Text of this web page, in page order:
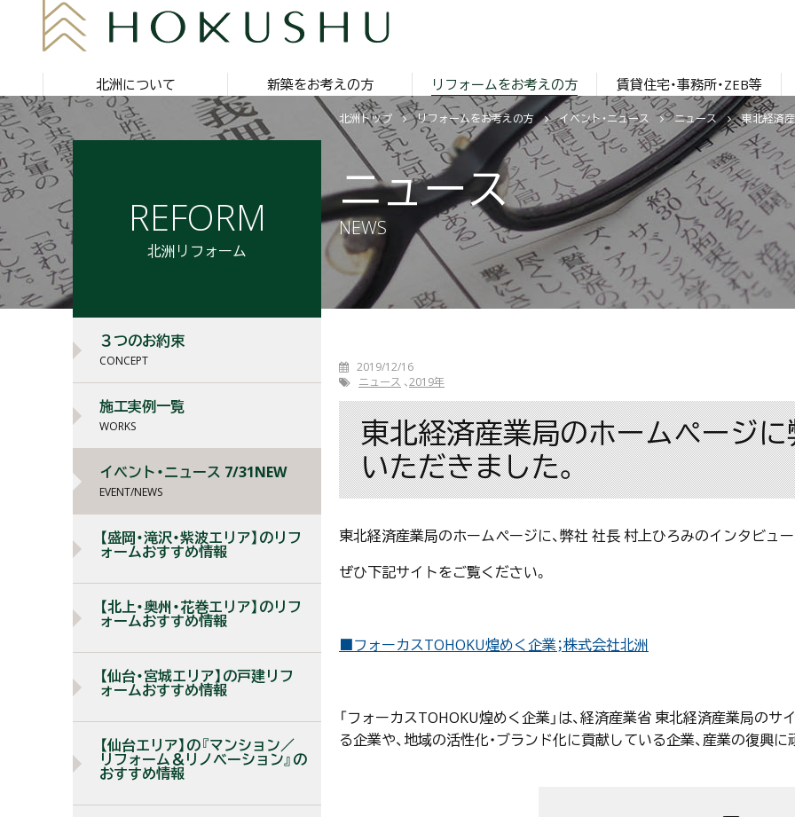
北洲について 新築をお考えの方 リフォームをお考えの方 賃貸住宅・事務所・ZEB等
北洲トップ リフォームをお考えの方 イベント・ニュース ニュース 東北経済
ニュース
NEWS
2019/12/16
ニュース 2019年
東北経済産業局のホームページ
いただきました。
東北経済産業局のホームページに、弊社 社長 村上ひろみのインタビュ
ぜひ下記サイトをご覧ください。
■フォーカスTOHOKU煌めく企業；株式会社北洲
「フォーカスTOHOKU煌めく企業」は、経済産業省 東北経済産業局の
る企業や、地域の活性化・ブランド化に貢献している企業、産業の復興
REFORM
北洲リフォーム
３つのお約束
CONCEPT
施工実例一覧
WORKS
イベント・ニュース 7/31NEW
EVENT/NEWS
【盛岡・滝沢・紫波エリア】のリフ
ォームおすすめ情報
【北上・奥州・花巻エリア】のリフ
ォームおすすめ情報
【仙台・宮城エリア】の戸建リフ
ォームおすすめ情報
【仙台エリア】の『マンション／
リフォーム＆リノベーション』の
おすすめ情報